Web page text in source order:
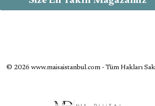
© 2026 www.maisaistanbul.com - Tüm Hakları